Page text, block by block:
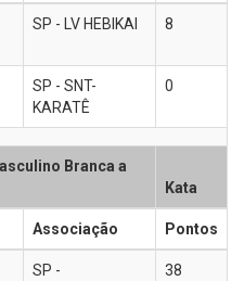
SP - LV HEBIKAI 8
SP - SNT-
KARATÊ
0
Branca a
Kata
Associação Pontos
SP -
38